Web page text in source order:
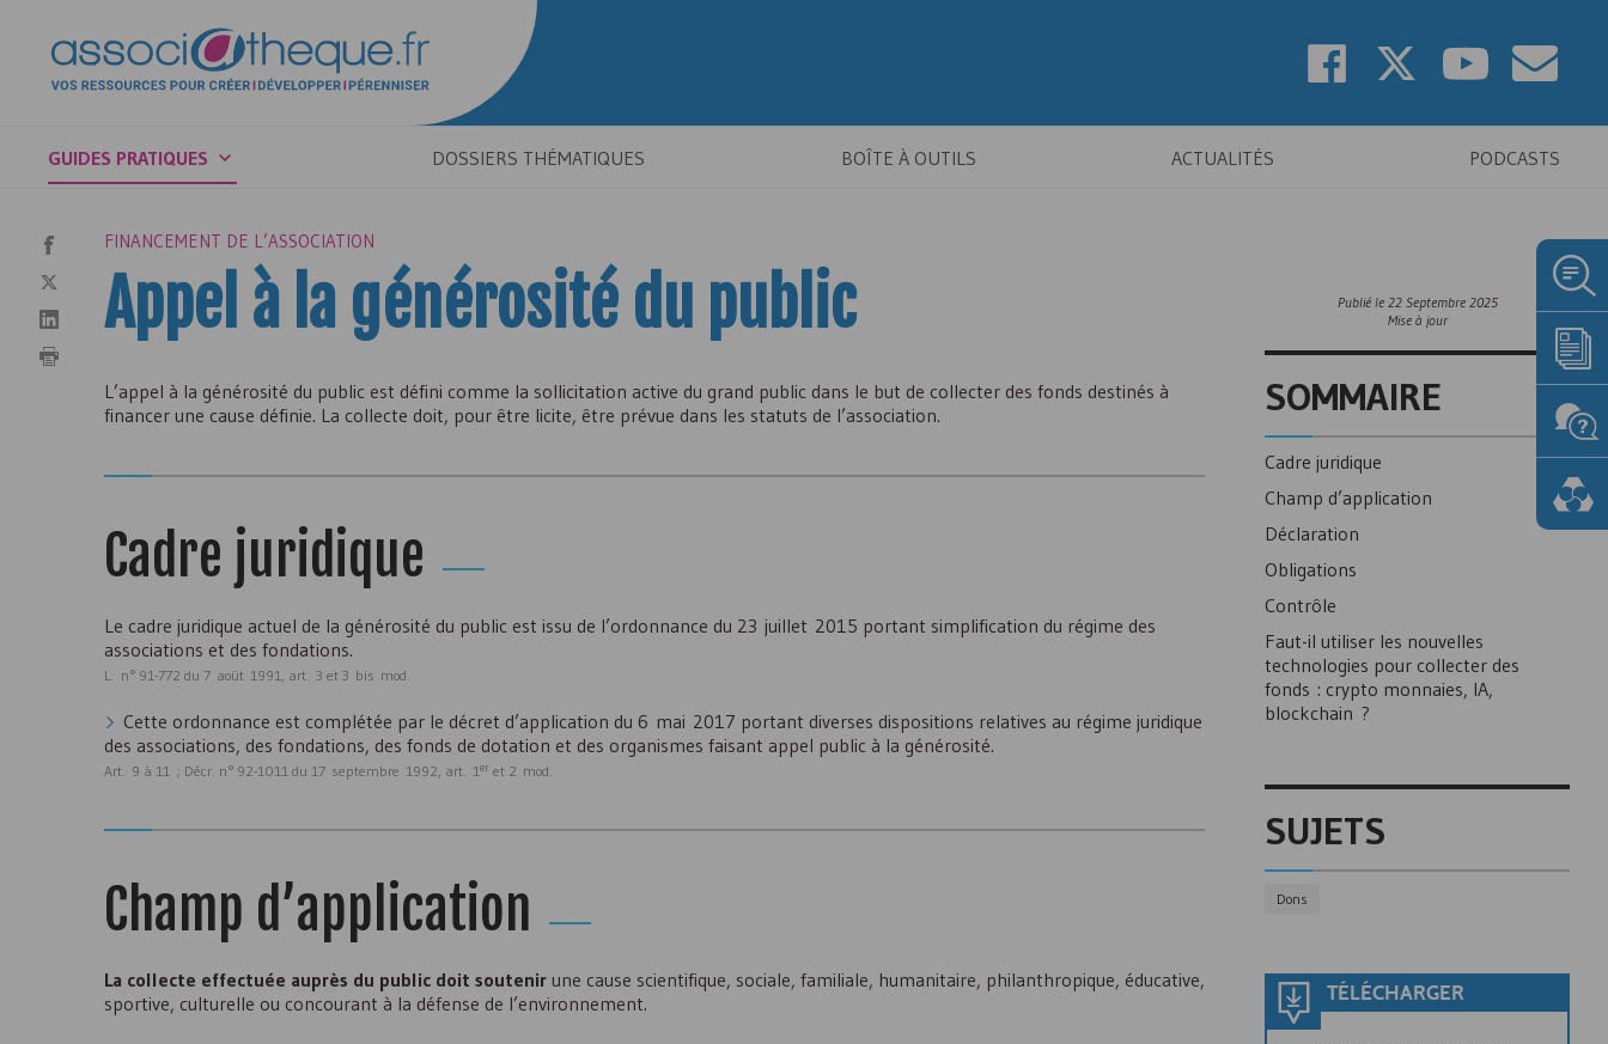
GUIDES PRATIQUES DOSSIERS THÉMATIQUES BOÎTE À OUTILS ACTUALITÉS PODCASTS
FINANCEMENT DE L’ASSOCIATION
Appel à la générosité du public
L’appel à la générosité du public est défini comme la sollicitation active du grand public dans le but de collecter des fonds destinés à
financer une cause définie. La collecte doit, pour être licite, être prévue dans les statuts de l’association.
Cadre juridique
Le cadre juridique actuel de la générosité du public est issu de l’ordonnance du 23 juillet 2015 portant simplification du régime des
associations et des fondations.
L. n° 91-772 du 7 août 1991, art. 3 et 3 bis mod.
Cette ordonnance est complétée par le décret d’application du 6 mai 2017 portant diverses dispositions relatives au régime juridique
des associations, des fondations, des fonds de dotation et des organismes faisant appel public à la générosité.
Art. 9 à 11 ; Décr. n° 92-1011 du 17 septembre 1992, art. 1er et 2 mod.
Champ d’application
La collecte effectuée auprès du public doit soutenir une cause scientifique, sociale, familiale, humanitaire, philanthropique, éducative,
sportive, culturelle ou concourant à la défense de l’environnement.
Publié le 22 Septembre 2025
Mise à jour
SOMMAIRE
Cadre juridique
Champ d’application
Déclaration
Obligations
Contrôle
Faut-il utiliser les nouvelles
technologies pour collecter des
fonds : crypto monnaies, IA,
blockchain ?
SUJETS
Dons
TÉLÉCHARGER